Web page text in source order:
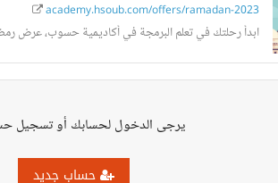
academy.hsoub.com/offers/ramadan-2023
ابدأ رحلتك في تعلم البرمجة في أكاديمية حسوب، عرض رمضان 2023 يعطيك دورتين بسعر دورة
يرجى الدخول لحسابك أو تسجيل
حساب جديد